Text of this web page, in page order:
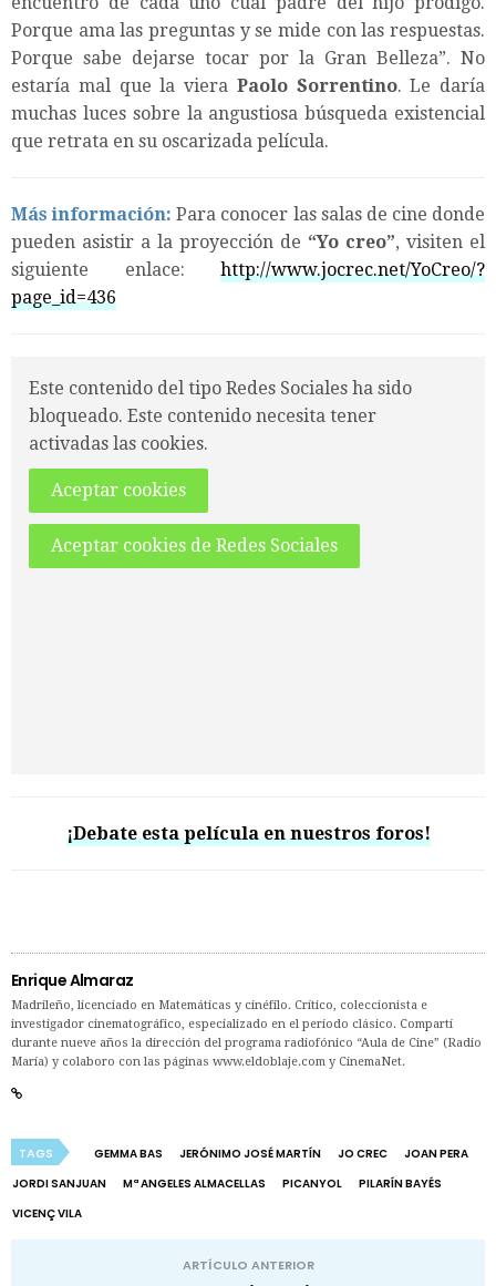
Porque ama las preguntas y se mide con las respuestas.
Porque sabe dejarse tocar por la Gran Belleza”. No
estaría mal que la viera Paolo Sorrentino. Le daría
muchas luces sobre la angustiosa búsqueda existencial
que retrata en su oscarizada película.
Más información: Para conocer las salas de cine donde
pueden asistir a la proyección de “Yo creo”, visiten el
siguiente enlace: http://www.jocrec.net/YoCreo/?
page_id=436
Este contenido del tipo Redes Sociales ha sido
bloqueado. Este contenido necesita tener
activadas las cookies.
Aceptar cookies
Aceptar cookies de Redes Sociales
¡Debate esta película en nuestros foros!
Enrique Almaraz
Madrileño, licenciado en Matemáticas y cinéfilo. Crítico, coleccionista e
investigador cinematográfico, especializado en el período clásico. Compartí
durante nueve años la dirección del programa radiofónico “Aula de Cine” (Radio
María) y colaboro con las páginas www.eldoblaje.com y CinemaNet.
TAGS GEMMA BAS JERÓNIMO JOSÉ MARTÍN JO CREC
JOAN PERA
JORDI SANJUAN
Mª ANGELES ALMACELLAS PICANYOL
PILARÍN BAYÉS
VICENÇ VILA
ARTÍCULO ANTERIOR